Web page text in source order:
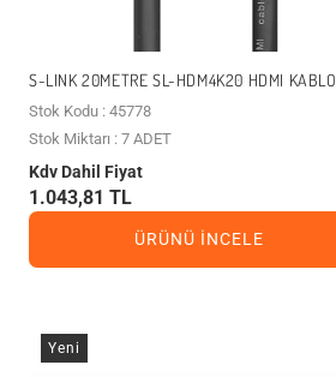
S-LINK 20METRE SL-HDM4K20 HDMI KABLO
Stok Kodu : 45778
Stok Miktarı : 7 ADET
Kdv Dahil Fiyat
1.043,81 TL
ÜRÜNÜ İNCELE
Yeni